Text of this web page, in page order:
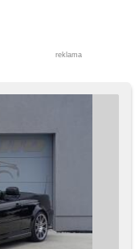
reklama